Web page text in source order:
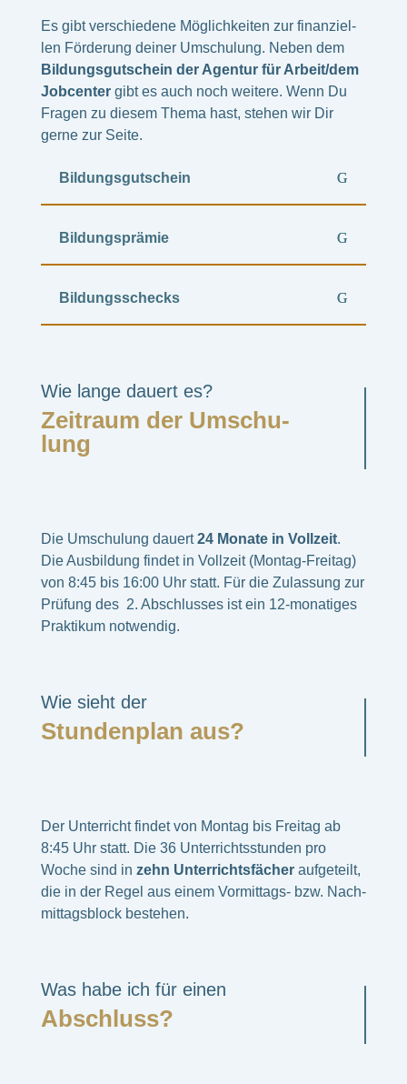
Es gibt verschie­dene Möglich­kei­ten zur finan­zi­el­
len Förde­rung deiner Umschu­lung. Neben dem
Bildungs­gut­schein der Agen­tur für Arbeit/dem
Jobcen­tergibt es auch noch weitere. Wenn Du
Fragen zu diesem Thema hast, stehen wir Dir
gerne zur Seite.
Bildungs­gut­schein
Bildungs­prä­mie
Bildungs­schecks
Wie lange dauert es?
Zeit­raum der Umschu­
lung
Die Umschu­lung dauert24 Monate in Voll­zeit.
Die Ausbil­dung findet in Voll­zeit (Montag-Frei­tag)
von 8:45 bis 16:00 Uhr statt. Für die Zulas­sung zur
Prüfung des 2. Abschlus­ses ist ein 12-mona­ti­ges
Prak­ti­kum notwen­dig.
Wie sieht der
Stun­den­plan aus?
Der Unter­richt findet von Montag bis Frei­tag ab
8:45 Uhr statt. Die 36 Unter­richts­stun­den pro
Woche sind in zehn Unter­richts­fä­cheraufge­teilt,
die in der Regel aus einem Vormit­tags- bzw. Nach­
mit­tags­block bestehen.
Was habe ich für einen
Abschluss?